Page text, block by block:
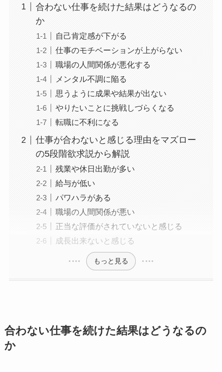
合わない仕事を続けた結果はどうなるの
か
自己肯定感が下がる
仕事のモチベーションが上がらない
職場の人間関係が悪化する
メンタル不調に陥る
思うように成果や結果が出ない
やりたいことに挑戦しづらくなる
転職に不利になる
仕事が合わないと感じる理由をマズロー
の5段階欲求説から解説
残業や休日出勤が多い
給与が低い
パワハラがある
職場の人間関係が悪い
正当な評価がされていないと感じる
成長出来ないと感じる
もっと見る
合わない仕事を続けた結果はどうなるの
か